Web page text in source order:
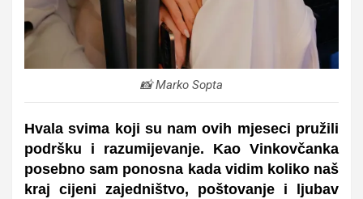
📸 Marko Sopta
Hvala svima koji su nam ovih mjeseci pružili
podršku i razumijevanje. Kao Vinkovčanka
posebno sam ponosna kada vidim koliko naš
kraj cijeni zajedništvo, poštovanje i ljubav